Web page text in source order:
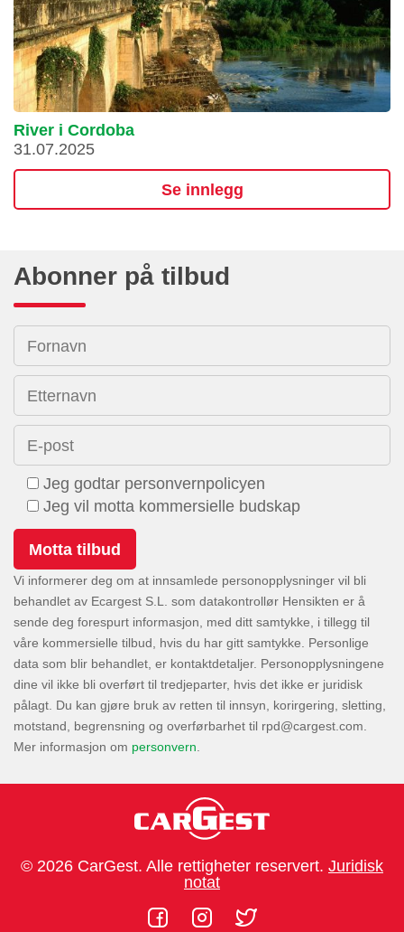
River i Cordoba
31.07.2025
Se innlegg
Abonner på tilbud
Fornavn
Etternavn
E-post
Jeg godtar personvernpolicyen
Jeg vil motta kommersielle budskap
Vi informerer deg om at innsamlede personopplysninger vil bli
behandlet av Ecargest S.L. som datakontrollør Hensikten er å
sende deg forespurt informasjon, med ditt samtykke, i tillegg til
våre kommersielle tilbud, hvis du har gitt samtykke. Personlige
data som blir behandlet, er kontaktdetaljer. Personopplysningene
dine vil ikke bli overført til tredjeparter, hvis det ikke er juridisk
pålagt. Du kan gjøre bruk av retten til innsyn, korirgering, sletting,
motstand, begrensning og overførbarhet til
.
Mer informasjon om personvern.
© 2026 CarGest. Alle rettigheter reservert. Juridisk
notat